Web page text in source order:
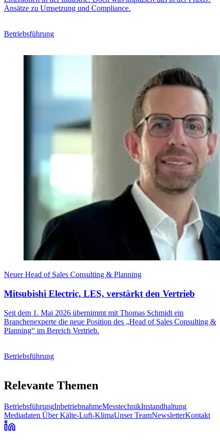
Ansätze zu Umsetzung und Compliance.
Betriebsführung
Neuer Head of Sales Consulting & Planning
Mitsubishi Electric, LES, verstärkt den Vertrieb
Seit dem 1. Mai 2026 übernimmt mit Thomas Schmidt ein
Branchenexperte die neue Position des „Head of Sales Consulting &
Planning“ im Bereich Vertrieb.
Betriebsführung
Relevante Themen
BetriebsführungInbetriebnahmeMesstechnikInstandhaltung
Mediadaten Über Kälte-Luft-KlimaUnser TeamNewsletterKontakt